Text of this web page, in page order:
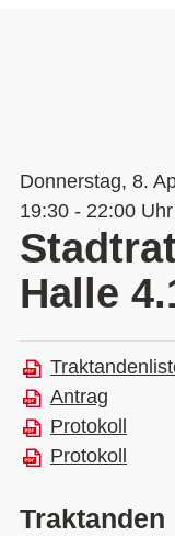
Donnerstag, 8.
19:30 - 22:00 Uhr
Halle
Antrag
Protokoll
Protokoll
Traktanden